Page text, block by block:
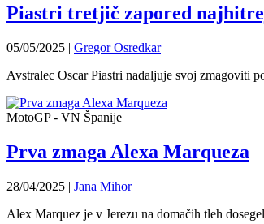
Piastri tretjič zapored
05/05/2025 | Gregor Osredkar
Avstralec Oscar Piastri nadaljuje svoj zmagoviti
MotoGP - VN Španije
Prva zmaga Alexa Marqueza
28/04/2025 | Jana Mihor
Alex Marquez je v Jerezu na domačih tleh